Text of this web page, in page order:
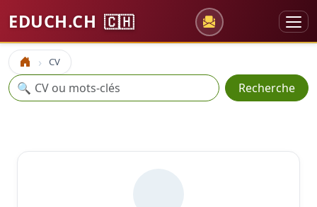
EDUCH.CH 🇨🇭
Accueil CV
Recherche
🔍 Recherche